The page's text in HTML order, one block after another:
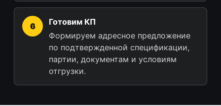
Готовим КП
Формируем адресное предложение
по подтвержденной спецификации,
партии, документам и условиям
отгрузки.